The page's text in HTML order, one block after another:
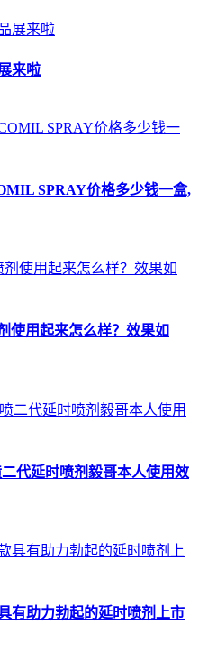
来啦
SPRAY价格多少钱一盒,
使用起来怎么样？效果如
代延时喷剂毅哥本人使用效
有助力勃起的延时喷剂上市